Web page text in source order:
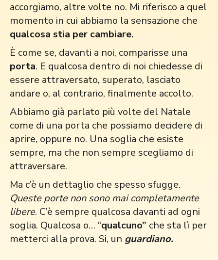
accorgiamo, altre volte no. Mi riferisco a quel
momento in cui abbiamo la sensazione che
qualcosa stia per cambiare.
È come se, davanti a noi, comparisse una
porta. E qualcosa dentro di noi chiedesse di
essere attraversato, superato, lasciato
andare o, al contrario, finalmente accolto.
Abbiamo già parlato più volte del Natale
come di una porta che possiamo decidere di
aprire, oppure no. Una soglia che esiste
sempre, ma che non sempre scegliamo di
attraversare.
Ma c’è un dettaglio che spesso sfugge.
Queste porte non sono mai completamente
libere. C’è sempre qualcosa davanti ad ogni
soglia. Qualcosa o… “qualcuno” che sta lì per
metterci alla prova. Si, un guardiano.